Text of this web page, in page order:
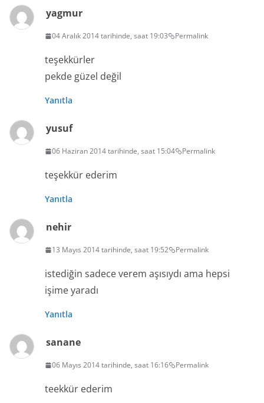
yagmur
04 Aralık 2014 tarihinde, saat 19:03 Permalink
teşekkürler
pekde güzel değil
Yanıtla
yusuf
06 Haziran 2014 tarihinde, saat 15:04 Permalink
teşekkür ederim
Yanıtla
nehir
13 Mayıs 2014 tarihinde, saat 19:52 Permalink
istediğin sadece verem aşısıydı ama hepsi
işime yaradı
Yanıtla
sanane
06 Mayıs 2014 tarihinde, saat 16:16 Permalink
teekkür ederim